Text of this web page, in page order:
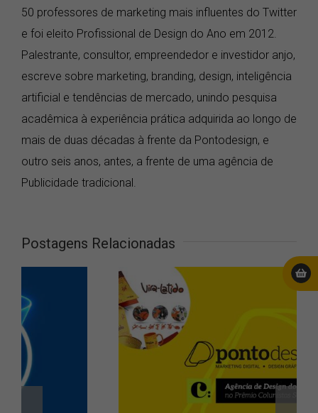
50 professores de marketing mais influentes do Twitter
e foi eleito Profissional de Design do Ano em 2012.
Palestrante, consultor, empreendedor e investidor anjo,
escreve sobre marketing, branding, design, inteligência
artificial e tendências de mercado, unindo pesquisa
acadêmica à experiência prática adquirida ao longo de
mais de duas décadas à frente da Pontodesign, e
outro seis anos, antes, a frente de uma agência de
Publicidade tradicional.
Postagens Relacionadas